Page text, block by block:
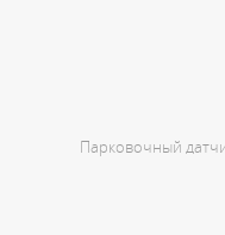
Парковочный